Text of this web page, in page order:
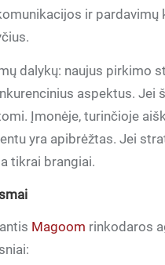
ir pardavimų
dalykų: naujus pirkimo
aspektus. Jei
Įmonėje, turinčioje
yra apibrėžtas. Jei
tikrai brangiai.
Magoom rinkodaros